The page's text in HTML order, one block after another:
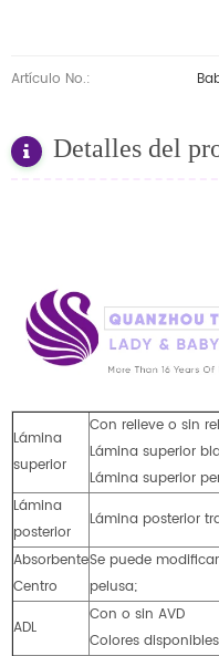
Artículo No.:
Detalles del
Lámina
superior
Con relieve o sin
Lámina superior
Lámina superior
Lámina
posterior
Lámina posterior
Absorbente
Centro
Se puede
pelusa;
ADL
Con o sin AVD
Colores